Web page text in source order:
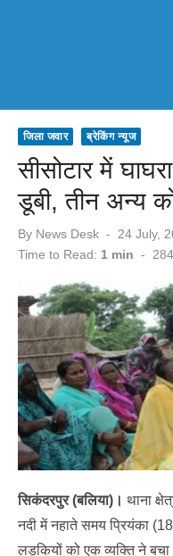
जिला जवार ब्रेकिंग न्यूज
सीसोटार में
डूबी, तीन अन्य
By News Desk
Posted
on
24 July,
Time to Read: 1 min - 284
सिकंदरपुर (बलिया)। थाना
नदी में नहाते समय प्रियंका
लड़कियों को एक व्यक्ति ने